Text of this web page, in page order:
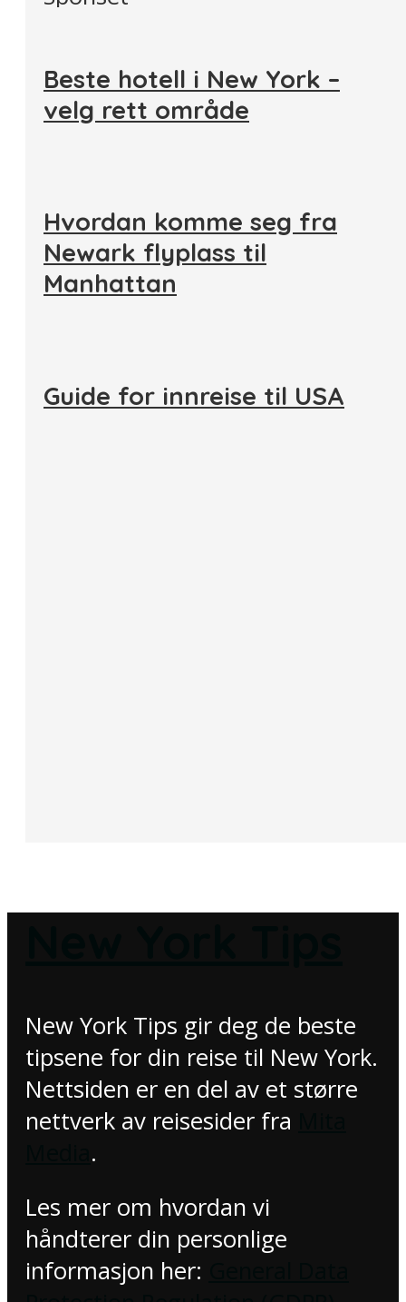
Beste hotell i New York –
velg rett område
Hvordan komme seg fra
Newark flyplass til
Manhattan
Guide for innreise til USA
New York Tips gir deg de beste
tipsene for din reise til New York.
Nettsiden er en del av et større
nettverk av reisesider fra
.
Les mer om hvordan vi
håndterer din personlige
informasjon her: